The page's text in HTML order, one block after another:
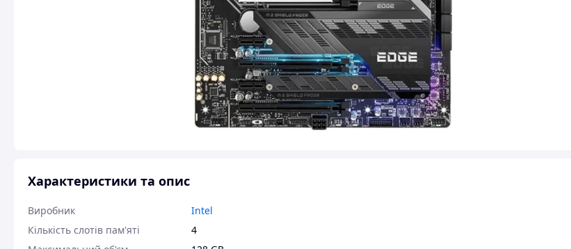
Характеристики та опис
Виробник
Intel
Кількість слотів пам'яті
4